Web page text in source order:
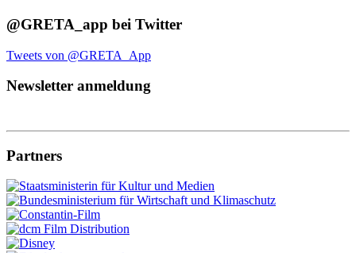
@GRETA_app bei Twitter
Tweets von @GRETA_App
Newsletter anmeldung
Partners